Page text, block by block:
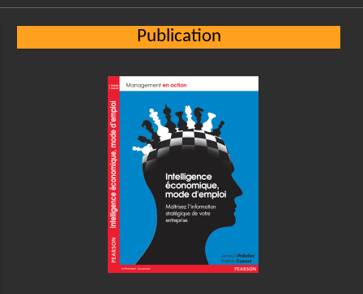
Publication